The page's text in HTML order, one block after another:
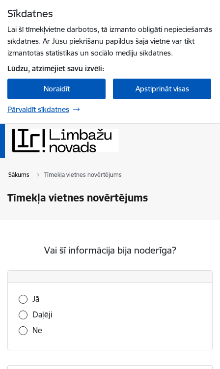
Sīkdatnes
Lai šī tīmekļvietne darbotos, tā izmanto obligāti nepieciešamās
sīkdatnes. Ar Jūsu piekrišanu papildus šajā vietnē var tikt
izmantotas statistikas un sociālo mediju sīkdatnes.
Lūdzu, atzīmējiet savu izvēli:
Noraidīt Apstiprināt visas
Pārvaldīt sīkdatnes
Sākums Tīmekļa vietnes novērtējums
Tīmekļa vietnes novērtējums
Vai šī informācija bija noderīga?
Vai šī informācija bija noderīga?
Jā
Daļēji
Nē